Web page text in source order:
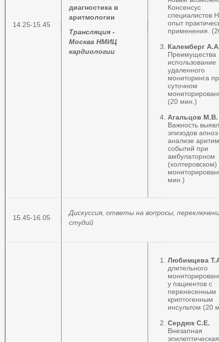
14.25-15.45
диагностика в
аритмологии
Трансляция -
Москва НМИЦ
кардиологии
Консенсус
специалистов
опыт
применения.
Калемберг
Преимущества
использование
удаленного
мониторинга
суточном
(20 мин.)
Агальцов М.В.
Важность
эпизодов
анализе
событий при
амбулаторном
(холтеровском)
мин.)
15.45-16.05
Дискуссия, ответы на вопросы,
студий
Любимцева
длительного
у пациентов с
перенесенным
криптогенным
инсультом (20
Сердюк С.Е.
Внезапная